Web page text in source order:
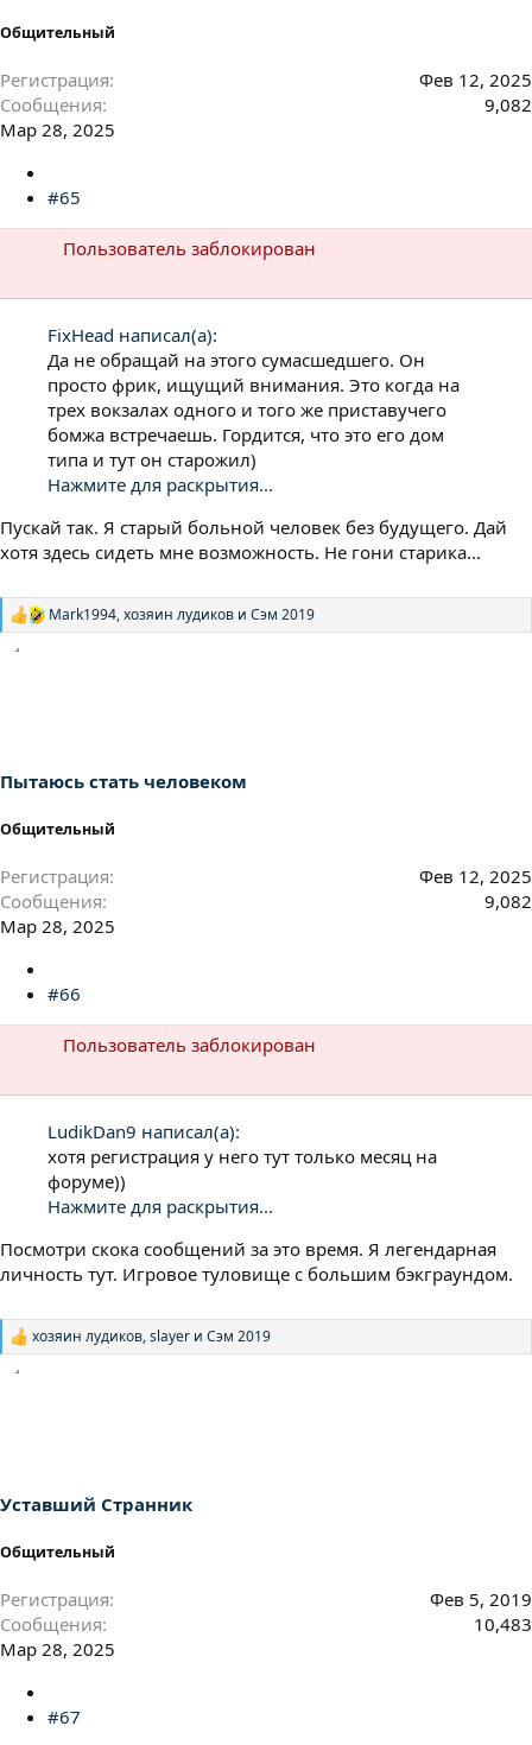
Общительный
Регистрация
Фев 12, 2025
Сообщения
9,082
Мар 28, 2025
#65
Пользователь заблокирован
FixHead написал(а):
Да не обращай на этого сумасшедшего. Он
просто фрик, ищущий внимания. Это когда на
трех вокзалах одного и того же приставучего
бомжа встречаешь. Гордится, что это его дом
типа и тут он старожил)
Нажмите для раскрытия...
Пускай так. Я старый больной человек без будущего. Дай
хотя здесь сидеть мне возможность. Не гони старика...
Р
Mark1994,хозяин лудиков и Сэм 2019
Пытаюсь стать человеком
Общительный
Регистрация
Фев 12, 2025
Сообщения
9,082
Мар 28, 2025
#66
Пользователь заблокирован
LudikDan9 написал(а):
хотя регистрация у него тут только месяц на
форуме))
Нажмите для раскрытия...
Посмотри скока сообщений за это время. Я легендарная
личность тут. Игровое туловище с большим бэкграундом.
Р
хозяин лудиков,slayer и Сэм 2019
Уставший Странник
Общительный
Регистрация
Фев 5, 2019
Сообщения
10,483
Мар 28, 2025
#67